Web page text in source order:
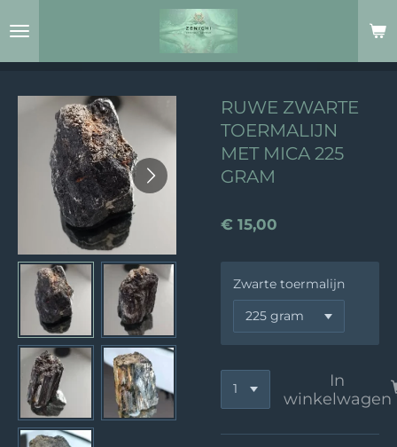
direct
hoofdinhoud
RUWE ZWARTE
TOERMALIJN
MET MICA 225
GRAM
€ 15,00
Zwarte toermalijn
In
winkelwagen